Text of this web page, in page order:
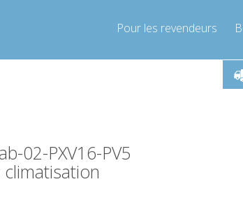
Pour les revendeurs
Lundi-Vendredi 9h-17h Lundi-Vendredi
info@compressor-
02-PXV16-PV5